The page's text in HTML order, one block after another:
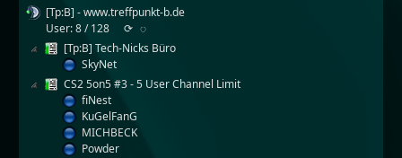
[Tp:B] - www.treffpunkt-b.de
User: 8 / 128
⟳ ◌
[Tp:B] Tech-Nicks Büro
SkyNet
CS2 5on5 #3 - 5 User Channel Limit
fiNest
KuGelFanG
MICHBECK
Powder